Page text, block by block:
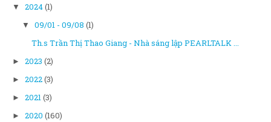
▼ 2024(1)
▼ 09/01 - 09/08 (1)
Th.s Trần Thị Thao Giang - Nhà sáng lập PEARLTALK ...
► 2023 (2)
► 2022(3)
► 2021(3)
► 2020 (160)